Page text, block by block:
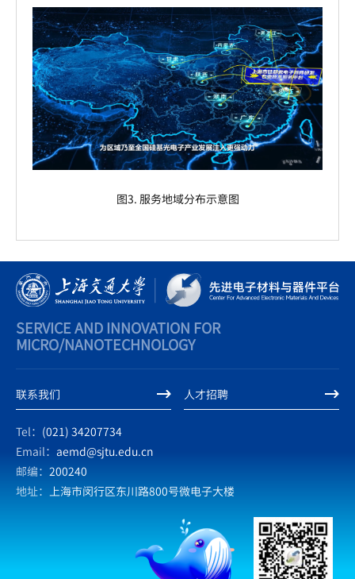
图3. 服务地域分布示意图
SERVICE AND INNOVATION FOR
MICRO/NANOTECHNOLOGY
联系我们 人才招聘
Tel： (021) 34207734
Email： aemd@sjtu.edu.cn
邮编： 200240
地址： 上海市闵行区东川路800号微电子大楼